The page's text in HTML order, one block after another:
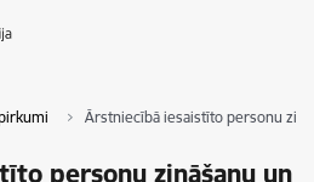
Ārstniecībā iesaistīto personu
personu zināšanu un